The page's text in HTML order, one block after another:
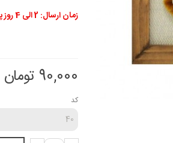
زمان ارسال: 2 الی 4 روز پس از ثبت سفارش
90,000 تومان
کد